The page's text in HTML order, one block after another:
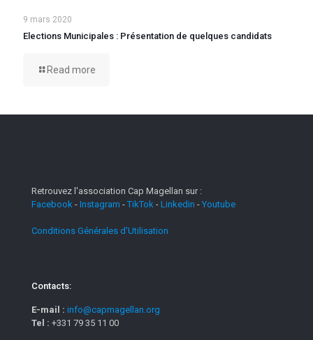
9 mars 2020
Elections Municipales : Présentation de quelques candidats
Read more
Retrouvez l'association Cap Magellan sur :
Facebook - Instagram -TikTok - Linkedin - Youtube
Conditions Générales d'Utilisation
Contacts:
E-mail : info@capmagellan.org
Tel : +331 79 35 11 00